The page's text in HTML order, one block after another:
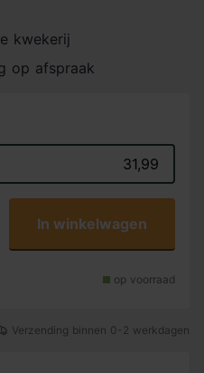
kwekerij
op afspraak
31,99
In winkelwagen
op voorraad
Verzending binnen 0-2 werkdagen